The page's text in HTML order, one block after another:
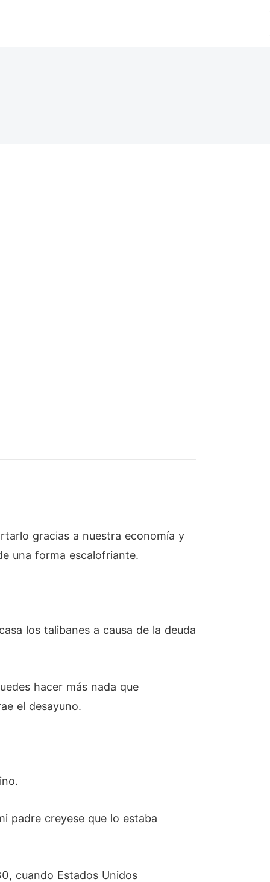
gracias a nuestra economía y
una forma escalofriante.
los talibanes a causa de la deuda
hacer más nada que
el desayuno.
padre creyese que lo estaba
cuando Estados Unidos